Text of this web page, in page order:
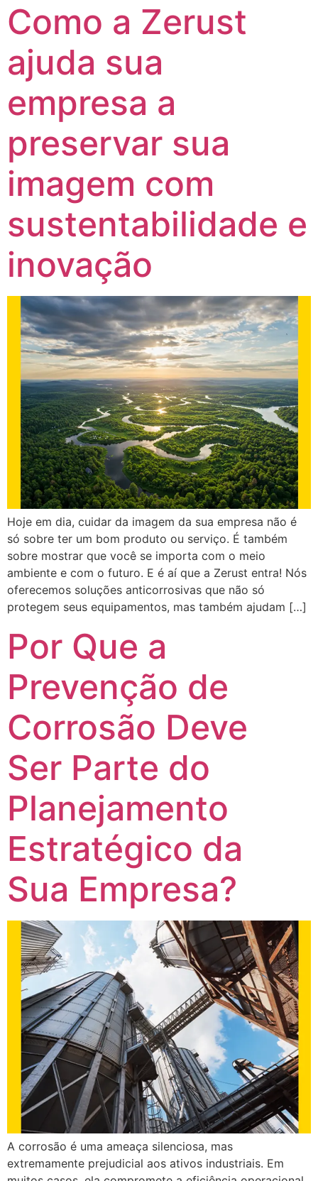
Como a Zerust
ajuda sua
empresa a
preservar sua
imagem com
sustentabilidade e
inovação
Hoje em dia, cuidar da imagem da sua empresa não é
só sobre ter um bom produto ou serviço. É também
sobre mostrar que você se importa com o meio
ambiente e com o futuro. E é aí que a Zerust entra! Nós
oferecemos soluções anticorrosivas que não só
protegem seus equipamentos, mas também ajudam […]
Por Que a
Prevenção de
Corrosão Deve
Ser Parte do
Planejamento
Estratégico da
Sua Empresa?
A corrosão é uma ameaça silenciosa, mas
extremamente prejudicial aos ativos industriais. Em